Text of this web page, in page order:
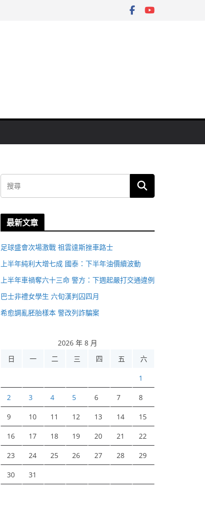
最新文章
足球盛會次場激戰 祖雲達斯挫車路士
上半年純利大增七成 國泰：下半年油價續波動
上半年車禍奪六十三命 警方：下週起嚴打交通違例
巴士非禮女學生 六旬漢判囚四月
希愈調亂胚胎樣本 警改列詐騙案
2026 年 8 月
日
一 二 三 四 五 六
1
2 3 4 5 6 7 8
9 10 11 12 13 14 15
16 17 18 19 20 21 22
23 24 25 26 27 28 29
30 31